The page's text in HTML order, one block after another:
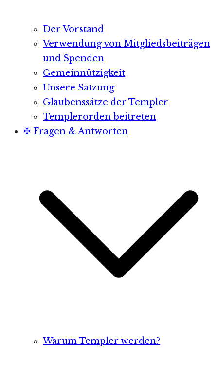
Der Vorstand
Verwendung von Mitgliedsbeiträgen
und Spenden
Gemeinnützigkeit
Unsere Satzung
Glaubenssätze der Templer
Templerorden beitreten
✠ Fragen & Antworten
Warum Templer werden?